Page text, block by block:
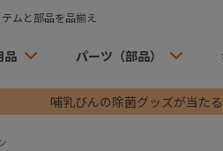
ムと部品を品揃え
品 パーツ（部品）
哺乳びんの除菌グッズが当た